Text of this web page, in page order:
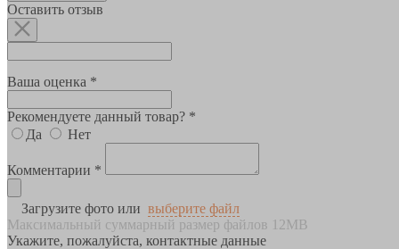
Оставить отзыв
Ваша оценка *
Рекомендуете данный товар? *
Да
Нет
Комментарии *
Загрузите фото или выберите файл
Максимальный суммарный размер файлов 12MB
Укажите, пожалуйста, контактные данные